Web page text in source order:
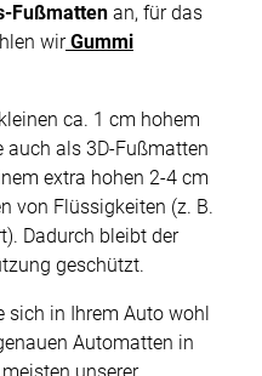
Fußmatten an, für das
wir Gummi
ca. 1 cm hohem
auch als 3D-Fußmatten
extra hohen 2-4 cm
von Flüssigkeiten (z. B.
Dadurch bleibt der
geschützt.
in Ihrem Auto wohl
Automatten in